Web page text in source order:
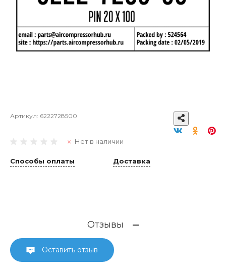
Артикул: 6222728500
Нет в наличии
Способы оплаты Доставка
Отзывы
Оставить отзыв